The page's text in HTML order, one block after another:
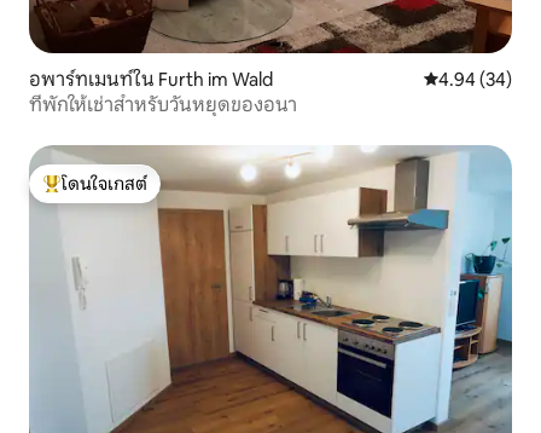
อพาร์ทเมนท์ใน Furth im Wald คะแนนเฉลี่ย
4.94 (34)
ที่พักให้เช่าสำหรับวันหยุดของอนา
โดนใจเกสต์ที่สุด
โดนใจเกสต์